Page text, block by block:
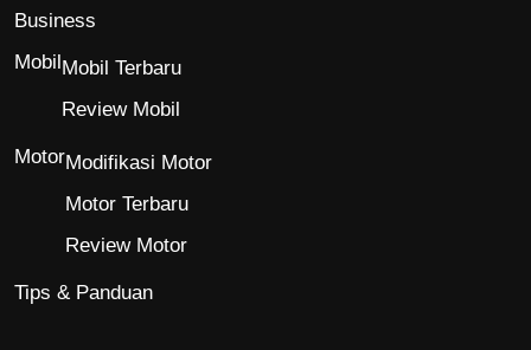
Business
MobilMobil Terbaru
Review Mobil
MotorModifikasi Motor
Motor Terbaru
Review Motor
Tips & Panduan